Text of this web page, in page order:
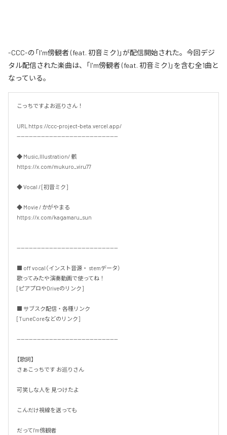
-CCC-の「I'm傍観者 (feat. 初音ミク)」が配信開始された。今回デジ
タル配信された楽曲は、「I'm傍観者 (feat. 初音ミク)」を含む全1曲と
なっている。
こっちですよお巡りさん！
URL https://ccc-project-beta.vercel.app/
--------------------------------------------------
◆ Music,Illustration/ 骸
https://x.com/mukuro_viru77
◆ Vocal / [初音ミク]
◆ Movie / かがやまる
https://x.com/kagamaru_sun
--------------------------------------------------
■ off vocal（インスト音源・ stemデータ）
歌ってみたや演奏動画で使ってね！
[ピアプロやDriveのリンク]
■ サブスク配信・各種リンク
[TuneCoreなどのリンク]
--------------------------------------------------
【歌詞】
さぁこっちです お巡りさん
可笑しな人を 見つけたよ
こんだけ視線を送っても
だってI'm傍観者